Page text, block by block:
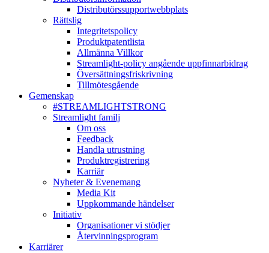
Distributörssupportwebbplats
Rättslig
Integritetspolicy
Produktpatentlista
Allmänna Villkor
Streamlight-policy angående uppfinnarbidrag
Översättningsfriskrivning
Tillmötesgående
Gemenskap
#STREAMLIGHTSTRONG
Streamlight familj
Om oss
Feedback
Handla utrustning
Produktregistrering
Karriär
Nyheter & Evenemang
Media Kit
Uppkommande händelser
Initiativ
Organisationer vi stödjer
Återvinningsprogram
Karriärer